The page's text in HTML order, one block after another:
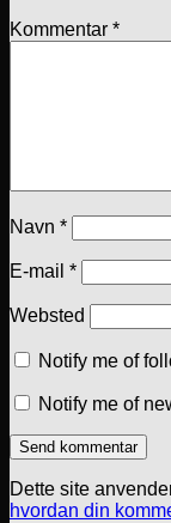
Kommentar *
Navn *
E-mail *
Websted
Notify me of
Notify me of
Dette site
hvordan din